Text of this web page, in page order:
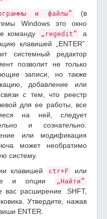
и файлы”
(в
Windows это окно
команду „regedit”
а
клавишей „ENTER”.
системный редактор
позволит не только
записи, но также
добавление или
с тем, что реестр
для ее работы, все
на ней, следует
и сознательно.
или модификация
может необратимо
систему.
клавишей
ctr+F
или
и опции
„Найти”
вас расширение .SHFT,
Утвердите, нажав
ENTER.